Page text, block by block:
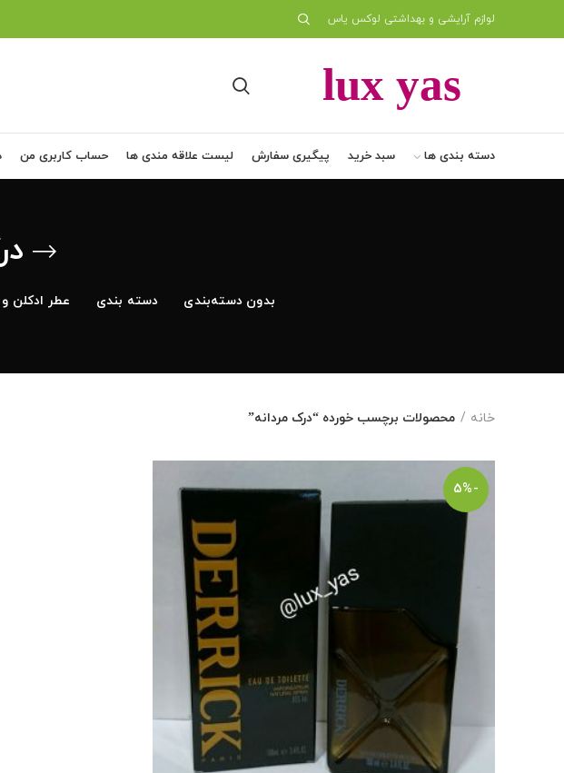
لوازم آرایشی و بهداشتی لوکس یاس
دسته بندی ها سبد خرید پیگیری سفارش لیست علاقه مندی ها حساب کاربری من
بدون دسته‌بندی دسته بندی عطر ادکلن
خانه محصولات برچسب خورده “درک مردانه”
-5%